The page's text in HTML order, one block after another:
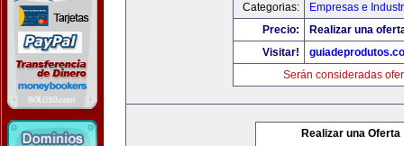
Categorias:
Empresas e
Precio:
Realizar una
Visitar!
Serán consideradas
Realizar una Oferta